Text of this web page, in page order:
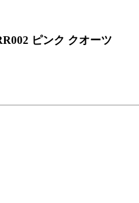
ピンク クオーツ